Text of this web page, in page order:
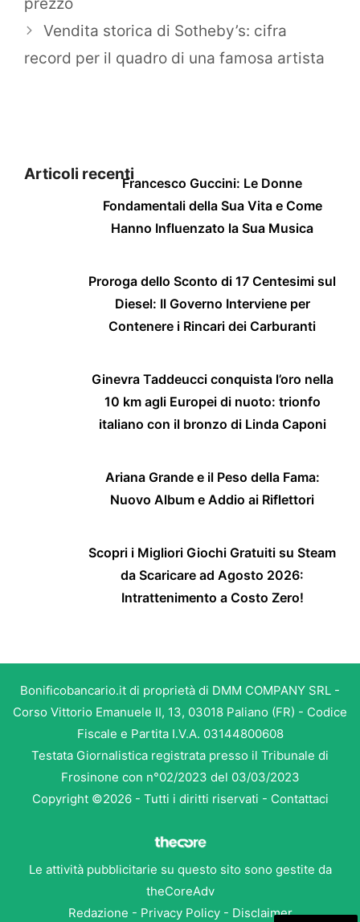
prezzo
Vendita storica di Sotheby’s: cifra
record per il quadro di una famosa artista
Articoli recentiFrancesco Guccini: Le Donne
Fondamentali della Sua Vita e Come
Hanno Influenzato la Sua Musica
Proroga dello Sconto di 17 Centesimi sul
Diesel: Il Governo Interviene per
Contenere i Rincari dei Carburanti
Ginevra Taddeucci conquista l’oro nella
10 km agli Europei di nuoto: trionfo
italiano con il bronzo di Linda Caponi
Ariana Grande e il Peso della Fama:
Nuovo Album e Addio ai Riflettori
Scopri i Migliori Giochi Gratuiti su Steam
da Scaricare ad Agosto 2026:
Intrattenimento a Costo Zero!
Bonificobancario.it di proprietà di DMM COMPANY SRL -
Corso Vittorio Emanuele II, 13, 03018 Paliano (FR) - Codice
Fiscale e Partita I.V.A. 03144800608
Testata Giornalistica registrata presso il Tribunale di
Frosinone con n°02/2023 del 03/03/2023
Copyright ©2026 - Tutti i diritti riservati - Contattaci
Le attività pubblicitarie su questo sito sono gestite da
theCoreAdv
Redazione - Privacy Policy- Disclaimer